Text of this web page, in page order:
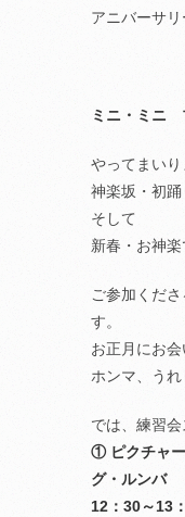
アニバーサリ
ミニ・ミニ
やってまいり
神楽坂・初
そして
新春・お神楽
ご参加くだ
す。
お正月にお会
ホンマ、うれ
では、練習会
① ピクチャ
グ・ルンバ
12：30～13